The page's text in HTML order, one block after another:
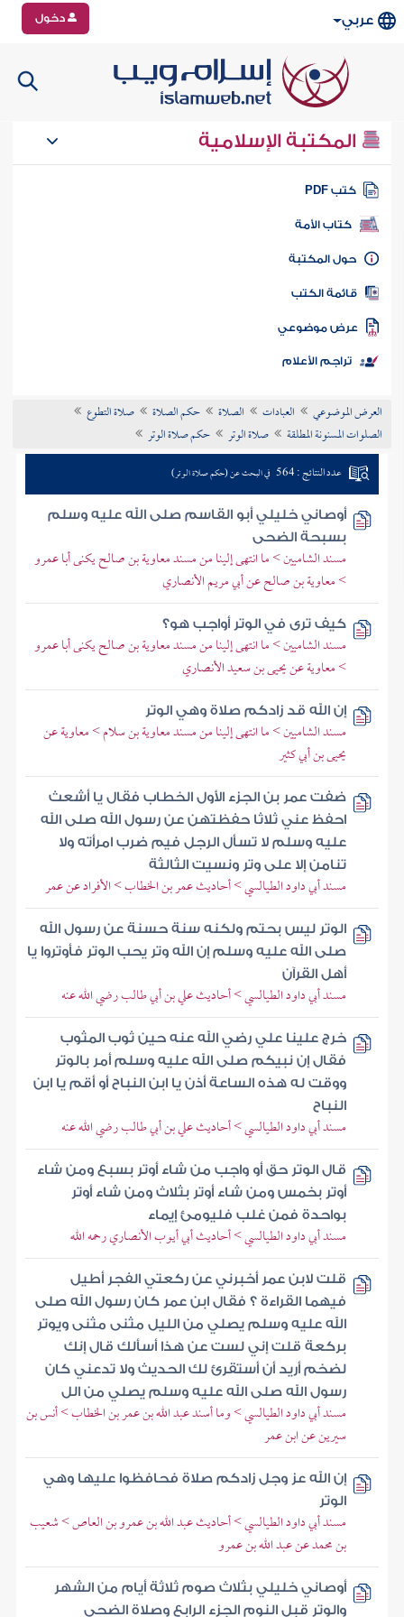
عربي دخول
المكتبة الإسلامية
كتب PDF
كتاب الأمة
المكتبة
الكتب
موضوعي
تراجم الأعلام
العرض الموضوعي العبادات الصلاة حكم الصلاة
صلاة التطوع
الصلوات المسنونة المطلقة
صلاة الوتر حكم صلاة الوتر
عدد النتائج : 564 في البحث عن (حكم صلاة الوتر)
أوصاني خليلي أبو القاسم صلى الله عليه وسلم
بسبحة الضحى
مسند الشاميين > ما انتهى إلينا من مسند معاوية بن صالح يكنى أبا عمرو
> معاوية بن صالح عن أبي مريم الأنصاري
كيف ترى في الوتر أواجب هو؟
مسند الشاميين > ما انتهى إلينا من مسند معاوية بن صالح يكنى أبا عمرو
> معاوية عن يحيى بن سعيد الأنصاري
إن الله قد زادكم صلاة وهي الوتر
مسند الشاميين > ما انتهى إلينا من مسند معاوية بن سلام > معاوية عن
يحيى بن أبي كثير
ضفت عمر بن الجزء الأول الخطاب فقال يا أشعث
احفظ عني ثلاثا حفظتهن عن رسول الله صلى الله
عليه وسلم لا تسأل الرجل فيم ضرب امرأته ولا
تنامن إلا على وتر ونسيت الثالثة
مسند أبي داود الطيالسي > أحاديث عمر بن الخطاب > الأفراد عن عمر
الوتر ليس بحتم ولكنه سنة حسنة عن رسول الله
صلى الله عليه وسلم إن الله وتر يحب الوتر فأوتروا يا
أهل القرآن
مسند أبي داود الطيالسي > أحاديث علي بن أبي طالب رضي الله عنه
خرج علينا علي رضي الله عنه حين ثوب المثوب
فقال إن نبيكم صلى الله عليه وسلم أمر بالوتر
ووقت له هذه الساعة أذن يا ابن النباح أو أقم يا ابن
النباح
مسند أبي داود الطيالسي > أحاديث علي بن أبي طالب رضي الله عنه
قال الوتر حق أو واجب من شاء أوتر بسبع ومن شاء
أوتر بخمس ومن شاء أوتر بثلاث ومن شاء أوتر
بواحدة فمن غلب فليومئ إيماء
مسند أبي داود الطيالسي > أحاديث أبي أيوب الأنصاري رحمه الله
قلت لابن عمر أخبرني عن ركعتي الفجر أطيل
فيهما القراءة ؟ فقال ابن عمر كان رسول الله صلى
الله عليه وسلم يصلي من الليل مثنى مثنى ويوتر
بركعة قلت إني لست عن هذا أسألك قال إنك
لضخم أريد أن أستقرئ لك الحديث ولا تدعني كان
رسول الله صلى الله عليه وسلم يصلي من الل
مسند أبي داود الطيالسي > وما أسند عبد الله بن عمر بن الخطاب > أنس بن
سيرين عن ابن عمر
إن الله عز وجل زادكم صلاة فحافظوا عليها وهي
الوتر
مسند أبي داود الطيالسي > أحاديث عبد الله بن عمرو بن العاص > شعيب
بن محمد عن عبد الله بن عمرو
أوصاني خليلي بثلاث صوم ثلاثة أيام من الشهر
والوتر قبل النوم الجزء الرابع وصلاة الضحى